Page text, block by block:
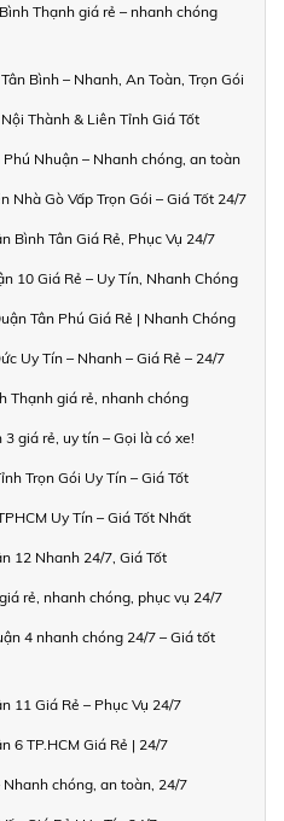
Thạnh giá rẻ – nhanh chóng
Bình – Nhanh, An Toàn, Trọn Gói
Thành & Liên Tỉnh Giá Tốt
Nhuận – Nhanh chóng, an toàn
Nhà Gò Vấp Trọn Gói – Giá Tốt 24/7
Bình Tân Giá Rẻ, Phục Vụ 24/7
10 Giá Rẻ – Uy Tín, Nhanh Chóng
Tân Phú Giá Rẻ | Nhanh Chóng
Uy Tín – Nhanh – Giá Rẻ – 24/7
Thạnh giá rẻ, nhanh chóng
giá rẻ, uy tín – Gọi là có xe!
Trọn Gói Uy Tín – Giá Tốt
Uy Tín – Giá Tốt Nhất
12 Nhanh 24/7, Giá Tốt
rẻ, nhanh chóng, phục vụ 24/7
4 nhanh chóng 24/7 – Giá tốt
11 Giá Rẻ – Phục Vụ 24/7
6 TP.HCM Giá Rẻ | 24/7
chóng, an toàn, 24/7